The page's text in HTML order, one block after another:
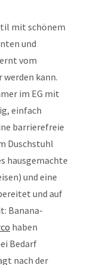
mit schönem
und
vom
kann.
im EG mit
einfach
barrierefreie
Duschstuhl
hausgemachte
und eine
und auf
Banana-
haben
Bedarf
nach der